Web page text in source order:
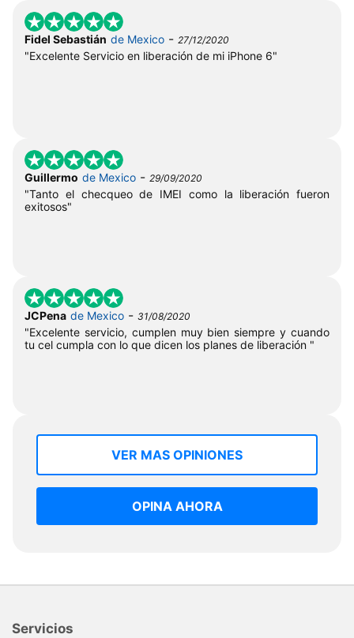
Fidel Sebastián de Mexico - 27/12/2020
"Excelente Servicio en liberación de mi iPhone 6"
Guillermo de Mexico - 29/09/2020
"Tanto el checqueo de IMEI como la liberación fueron
exitosos"
JCPena de Mexico - 31/08/2020
"Excelente servicio, cumplen muy bien siempre y cuando
tu cel cumpla con lo que dicen los planes de liberación "
VER MAS OPINIONES
OPINA AHORA
Servicios